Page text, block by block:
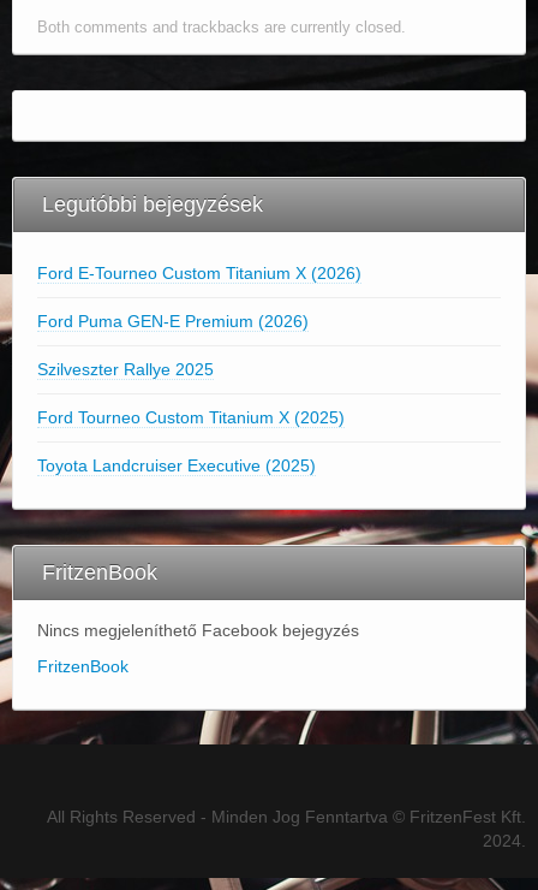
Both comments and trackbacks are currently closed.
Legutóbbi bejegyzések
Ford E-Tourneo Custom Titanium X (2026)
Ford Puma GEN-E Premium (2026)
Szilveszter Rallye 2025
Ford Tourneo Custom Titanium X (2025)
Toyota Landcruiser Executive (2025)
FritzenBook
Nincs megjeleníthető Facebook bejegyzés
FritzenBook
All Rights Reserved - Minden Jog Fenntartva © FritzenFest Kft.
2024.